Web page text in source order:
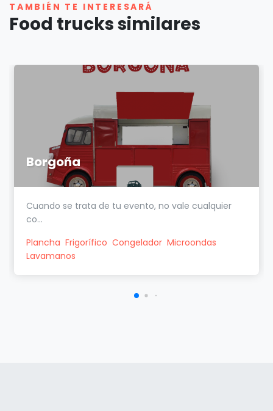
TAMBIÉN TE INTERESARÁ
Food trucks similares
Borgoña
Cuando se trata de tu evento, no vale cualquier
co...
Plancha Frigorífico Congelador Microondas
Lavamanos